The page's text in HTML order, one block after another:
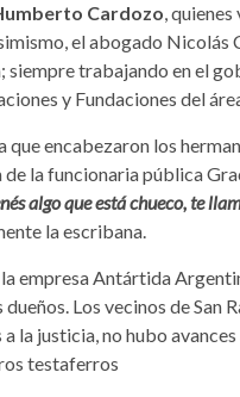
Cardozo,
el abogado Nicolás
trabajando en el
y Fundaciones del
encabezaron los
la funcionaria pública
algo que está chueco, te
la escribana.
empresa Antártida
Los vecinos de San
la justicia, no hubo
testaferros